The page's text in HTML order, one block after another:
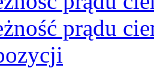
prądu